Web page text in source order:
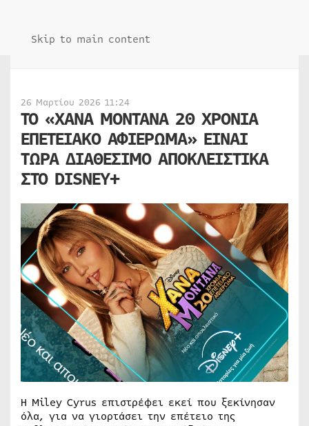
Skip to main content
26 Μαρτίου 2026 11:24
ΤΟ «ΧΑΝΑ ΜΟΝΤΑΝΑ 20 ΧΡΟΝΙΑ
ΕΠΕΤΕΙΑΚΟ ΑΦΙΕΡΩΜΑ» ΕΙΝΑΙ
ΤΩΡΑ ΔΙΑΘΕΣΙΜΟ ΑΠΟΚΛΕΙΣΤΙΚΑ
ΣΤΟ DISNEY+
Η Miley Cyrus επιστρέφει εκεί που ξεκίνησαν
όλα, για να γιορτάσει την επέτειο της